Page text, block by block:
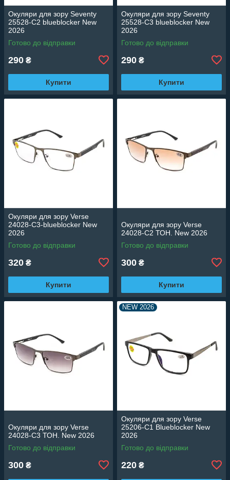
Окуляри для зору Seventy
25528-C2 blueblocker New
2026
Готово до відправки
290 ₴
Купити
Окуляри для зору Seventy
25528-C3 blueblocker New
2026
Готово до відправки
290 ₴
Купити
Окуляри для зору Verse
24028-C3-blueblocker New
2026
Готово до відправки
320 ₴
Купити
Окуляри для зору Verse
24028-C2 ТОН. New 2026
Готово до відправки
300 ₴
Купити
Окуляри для зору Verse
24028-C3 ТОН. New 2026
Готово до відправки
300 ₴
NEW 2026
Окуляри для зору Verse
25206-C1 Blueblocker New
2026
Готово до відправки
220 ₴